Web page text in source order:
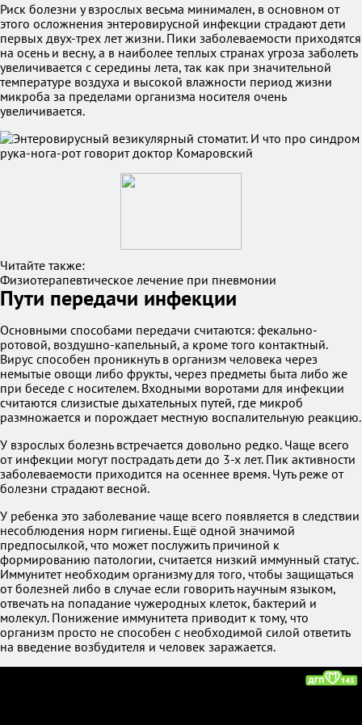
Риск болезни у взрослых весьма минимален, в основном от
этого осложнения энтеровирусной инфекции страдают дети
первых двух-трех лет жизни. Пики заболеваемости приходятся
на осень и весну, а в наиболее теплых странах угроза заболеть
увеличивается с середины лета, так как при значительной
температуре воздуха и высокой влажности период жизни
микроба за пределами организма носителя очень
увеличивается.
Читайте также:
Физиотерапевтическое лечение при пневмонии
Пути передачи инфекции
Основными способами передачи считаются: фекально-
ротовой, воздушно-капельный, а кроме того контактный.
Вирус способен проникнуть в организм человека через
немытые овощи либо фрукты, через предметы быта либо же
при беседе с носителем. Входными воротами для инфекции
считаются слизистые дыхательных путей, где микроб
размножается и порождает местную воспалительную реакцию.
У взрослых болезнь встречается довольно редко. Чаще всего
от инфекции могут пострадать дети до 3-х лет. Пик активности
заболеваемости приходится на осеннее время. Чуть реже от
болезни страдают весной.
У ребенка это заболевание чаще всего появляется в следствии
несоблюдения норм гигиены. Ещё одной значимой
предпосылкой, что может послужить причиной к
формированию патологии, считается низкий иммунный статус.
Иммунитет необходим организму для того, чтобы защищаться
от болезней либо в случае если говорить научным языком,
отвечать на попадание чужеродных клеток, бактерий и
молекул. Понижение иммунитета приводит к тому, что
организм просто не способен с необходимой силой ответить
на введение возбудителя и человек заражается.